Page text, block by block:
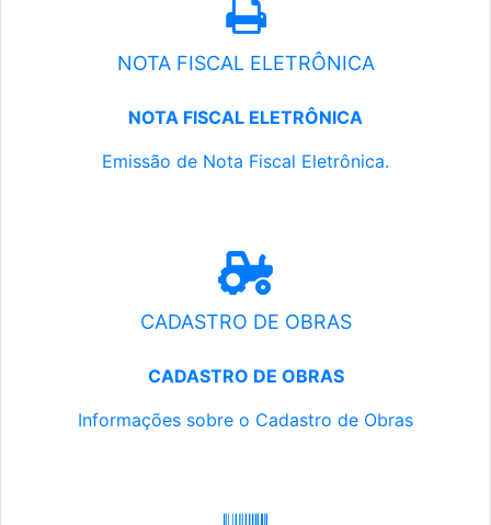
NOTA FISCAL ELETRÔNICA
NOTA FISCAL ELETRÔNICA
Emissão de Nota Fiscal Eletrônica.
CADASTRO DE OBRAS
CADASTRO DE OBRAS
Informações sobre o Cadastro de Obras